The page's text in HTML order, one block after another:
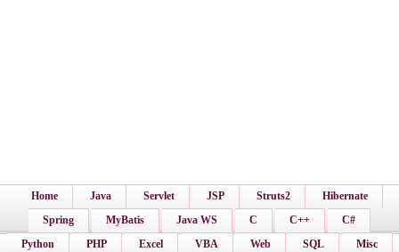
Home Java Servlet JSP Struts2
Hibernate
Spring
MyBatis Java WS C C++
C#
Python
PHP Excel VBA Web SQL Misc